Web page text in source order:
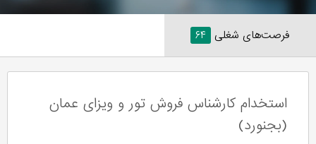
فرصت‌های شغلی ۶۴
استخدام کارشناس فروش تور و ویزای عمان
(بجنورد)